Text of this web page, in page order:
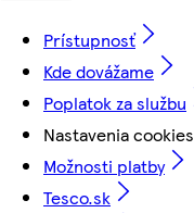
Prístupnosť
Kde dovážame
Poplatok za službu
Nastavenia cookies
Možnosti platby
Tesco.sk